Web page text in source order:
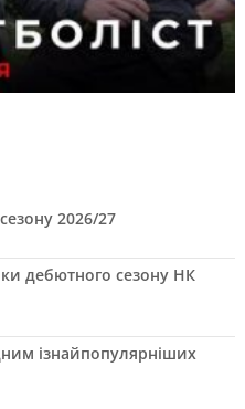
2026/27
дебютного сезону НК
ізнайпопулярніших